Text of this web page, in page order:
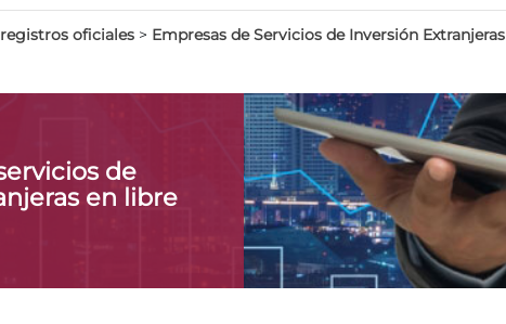
oficiales > Empresas de Servicios de Inversión Extranjeras
de
en libre